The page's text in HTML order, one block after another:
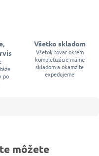
po
Všetko skladom
Všetok tovar okrem
kompletizácie máme
skladom a okamžite
expedujeme
môžete